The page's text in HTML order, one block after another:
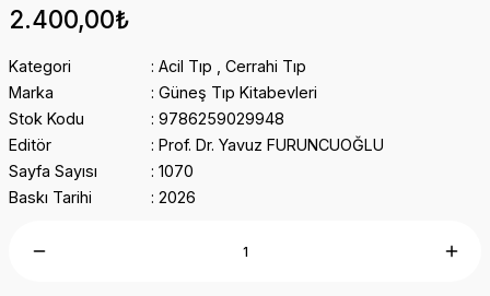
2.400,00₺
Kategori Acil Tıp
Cerrahi Tıp
Marka
Güneş Tıp Kitabevleri
Stok Kodu
9786259029948
Editör
Prof. Dr. Yavuz FURUNCUOĞLU
Sayfa Sayısı
1070
Baskı Tarihi
2026